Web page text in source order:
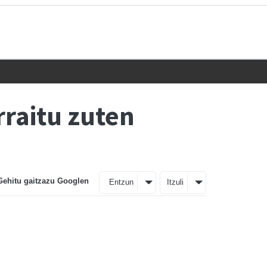
zuten
gaitzazu Googlen Entzun Itzuli